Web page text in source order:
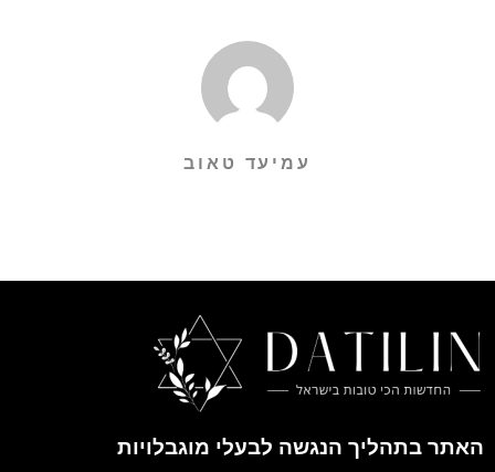
עמיעד טאוב
האתר בתהליך הנגשה לבעלי מוגבלויות